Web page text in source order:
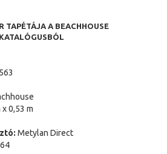
TAPÉTÁJA A BEACHHOUSE
KATALÓGUSBÓL
x 0,53 m
Metylan Direct
64